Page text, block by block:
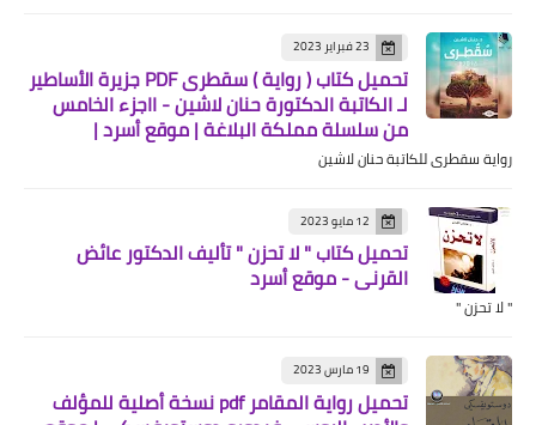
23 فبراير 2023
تحميل كتاب ( رواية ) سقطرى PDF جزيرة الأساطير
لـ الكاتبة الدكتورة حنان لاشين - ااجزء الخامس
من سلسلة مملكة البلاغة | موقع أسرد |
رواية سقطرى للكاتبة حنان لاشين
12 مايو 2023
تحميل كتاب " لا تحزن " تأليف الدكتور عائض
القرني - موقع أسرد
" لا تحزن "
19 مارس 2023
تحميل رواية المقامر pdf نسخة أصلية للمؤلف